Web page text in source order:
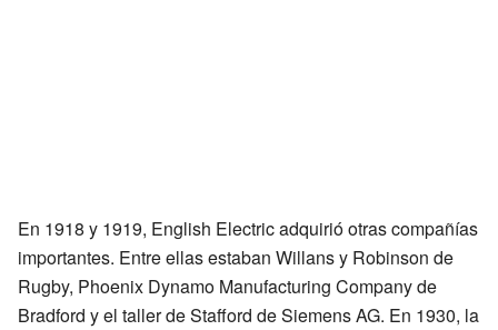
En 1918 y 1919, English Electric adquirió otras compañías
importantes. Entre ellas estaban Willans y Robinson de
Rugby, Phoenix Dynamo Manufacturing Company de
Bradford y el taller de Stafford de Siemens AG. En 1930, la